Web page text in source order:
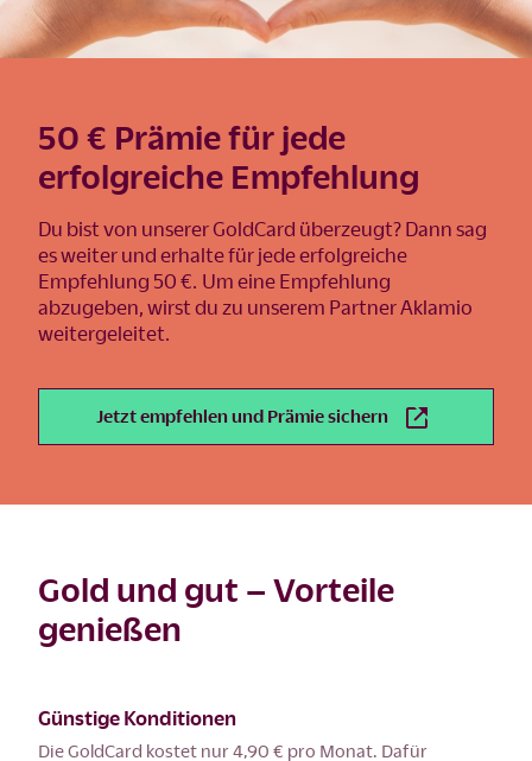
50 € Prämie für jede
erfolgreiche Empfehlung
Du bist von unserer GoldCard überzeugt? Dann sag
es weiter und erhalte für jede erfolgreiche
Empfehlung 50 €. Um eine Empfehlung
abzugeben, wirst du zu unserem Partner Aklamio
weitergeleitet.
Jetzt empfehlen und Prämie sichern
Gold und gut – Vorteile
genießen
Günstige Konditionen
Die GoldCard kostet nur 4,90 € pro Monat. Dafür